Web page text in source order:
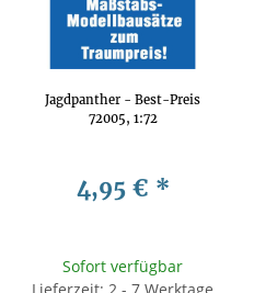
Jagdpanther - Best-Preis
72005, 1:72
4,95 € *
Sofort verfügbar